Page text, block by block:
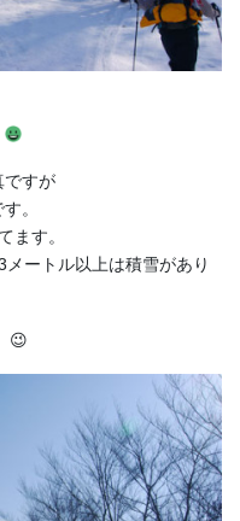
ですが
。
ます。
ートル以上は積雪があり
😉